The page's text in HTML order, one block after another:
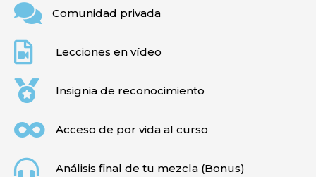
Comunidad privada
Lecciones en vídeo
Insignia de reconocimiento
Acceso de por vida al curso
Análisis final de tu mezcla (Bonus)